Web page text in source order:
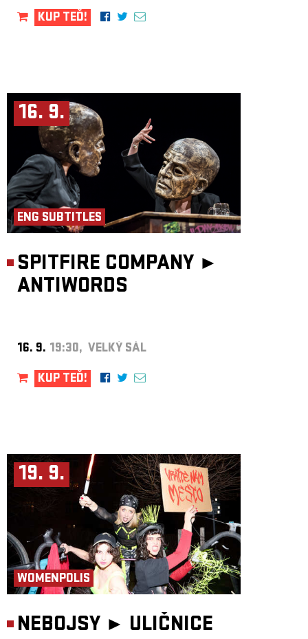
KUP TEĎ!
16. 9.
ENG SUBTITLES
SPITFIRE COMPANY ►
ANTIWORDS
16. 9. 19:30, VELKÝ SÁL
KUP TEĎ!
19. 9.
WOMENPOLIS
NEBOJSY ► ULIČNICE